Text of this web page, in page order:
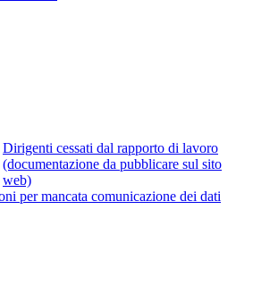
Dirigenti cessati dal rapporto di lavoro
(documentazione da pubblicare sul sito
web)
per mancata comunicazione dei dati